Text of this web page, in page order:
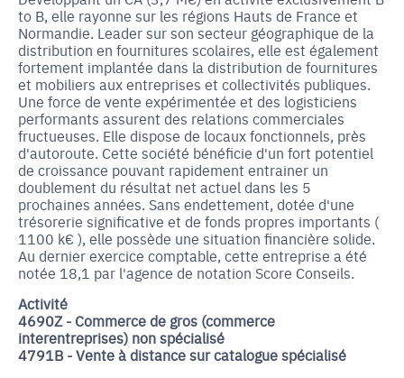
to B, elle rayonne sur les régions Hauts de France et
Normandie. Leader sur son secteur géographique de la
distribution en fournitures scolaires, elle est également
fortement implantée dans la distribution de fournitures
et mobiliers aux entreprises et collectivités publiques.
Une force de vente expérimentée et des logisticiens
performants assurent des relations commerciales
fructueuses. Elle dispose de locaux fonctionnels, près
d'autoroute. Cette société bénéficie d'un fort potentiel
de croissance pouvant rapidement entrainer un
doublement du résultat net actuel dans les 5
prochaines années. Sans endettement, dotée d'une
trésorerie significative et de fonds propres importants (
1100 k€ ), elle possède une situation financière solide.
Au dernier exercice comptable, cette entreprise a été
notée 18,1 par l'agence de notation Score Conseils.
Activité
4690Z - Commerce de gros (commerce
interentreprises) non spécialisé
4791B - Vente à distance sur catalogue spécialisé